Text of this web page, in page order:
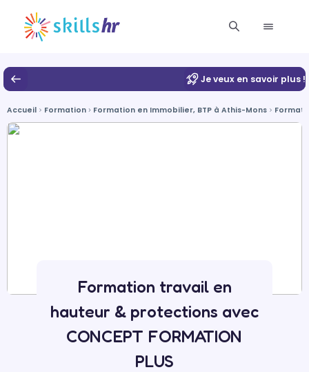
Je veux en savoir plus !
Accueil Formation Formation en Immobilier, BTP à Athis-Mons
Formation travail en
hauteur & protections avec
CONCEPT FORMATION
PLUS